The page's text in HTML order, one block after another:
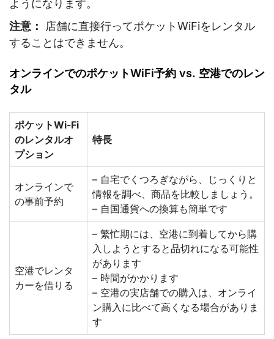
ようになります。
注意：
店舗に直接行ってポケットWiFiをレンタル
することはできません。
オンラインでのポケットWiFi予約 vs. 空港でのレン
タル
ポケットWi-Fi
のレンタルオ
プション
特長
オンラインで
の事前予約
– 自宅でくつろぎながら、じっくりと
情報を調べ、商品を比較しましょう。
– 自国通貨への換算も簡単です
空港でレンタ
カーを借りる
– 繁忙期には、空港に到着してから購
入しようとすると品切れになる可能性
があります
– 時間がかかります
– 空港の実店舗での購入は、オンライ
ン購入に比べて高くなる場合がありま
す